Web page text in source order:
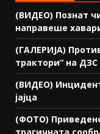
(ВИДЕО) Познат
направеше
(ГАЛЕРИЈА)
трактори“ на
(ВИДЕО) Инцидент
јајца
(ФОТО)